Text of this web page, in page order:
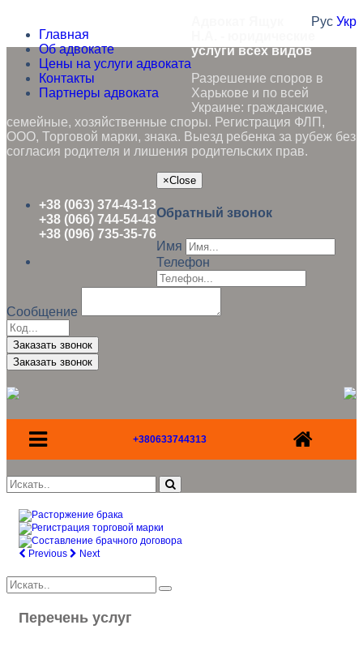
Главная
Об адвокате
Цены на услуги адвоката
Контакты
Партнеры адвоката
Рус Укр
услуги всех видов
Разрешение споров в
Харькове и по всей
Украине: гражданские,
семейные, хозяйственные споры. Регистрация ФЛП,
ООО, Торговой марки, знака. Выезд ребенка за рубеж без
согласия родителя и лишения родительских прав.
+38 (063) 374-43-13
+38 (066) 744-54-43
+38 (096) 735-35-76
×Close
Обратный звонок
Имя
Телефон
Сообщение
Заказать звонок
+380633744313
Previous Next
Перечень услуг